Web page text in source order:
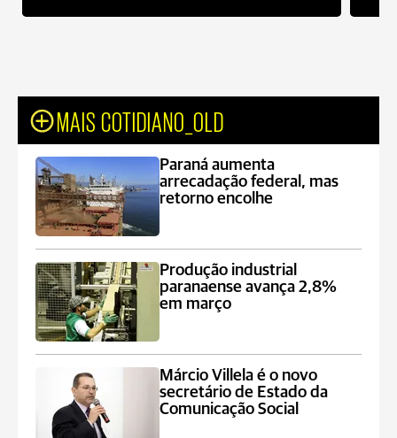
MAIS COTIDIANO_OLD
Paraná aumenta
arrecadação federal, mas
retorno encolhe
Produção industrial
paranaense avança 2,8%
em março
Márcio Villela é o novo
secretário de Estado da
Comunicação Social